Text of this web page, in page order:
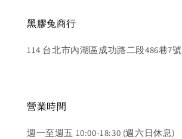
黑膠兔商行
114 台北市內湖區成功路二段486巷7號
營業時間
週一至週五 10:00-18:30 (週六日休息)